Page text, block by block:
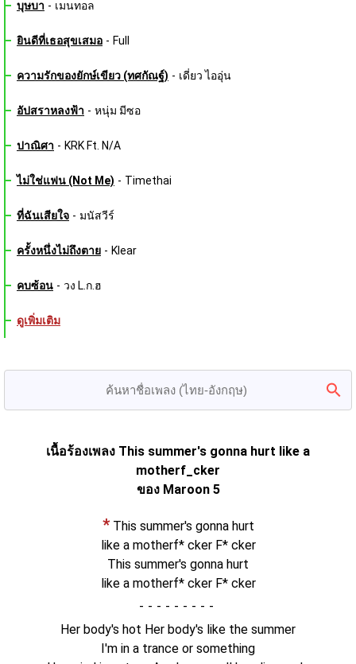
บุษบา - เมนทอล
ยินดีที่เธอสุขเสมอ - Full
ความรักของยักษ์เขียว (ทศกัณฐ์) - เดี่ยว ไออุ่น
อัปสราหลงฟ้า - หนุ่ม มีซอ
ปาณิศา - KRK Ft. N/A
ไม่ใช่แฟน (Not Me) - Timethai
ที่ฉันเสียใจ - มนัสวีร์
ครั้งหนึ่งไม่ถึงตาย - Klear
คบซ้อน - วง L.ก.ฮ
ดูเพิ่มเติม
เนื้อร้องเพลง This summer's gonna hurt like a
motherf_cker
ของ Maroon 5
*This summer's gonna hurt
like a motherf* cker F* cker
This summer's gonna hurt
like a motherf* cker F* cker
-
Her body's hot Her body's like the summer
I'm in a trance or something